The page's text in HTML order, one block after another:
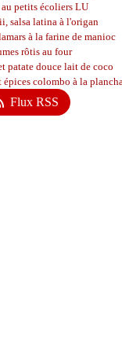
petits écoliers LU
salsa latina à l'origan
à la farine de manioc
rôtis au four
patate douce lait de coco
épices colombo à la
Flux RSS